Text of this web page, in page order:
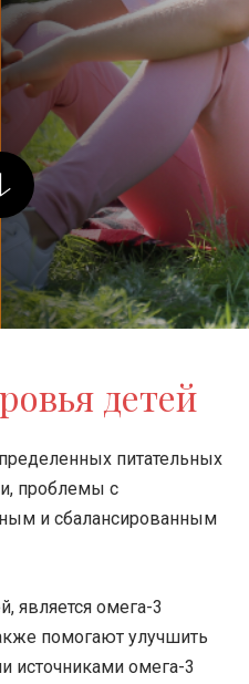
детей
питательных
проблемы с
и сбалансированным
является омега-3
помогают улучшить
источниками омега-3